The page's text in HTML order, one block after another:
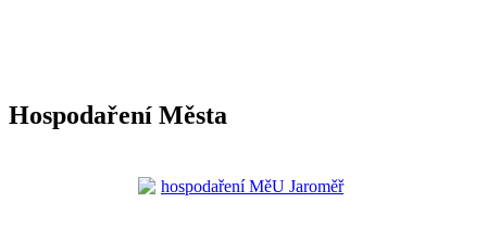
Hospodaření Města